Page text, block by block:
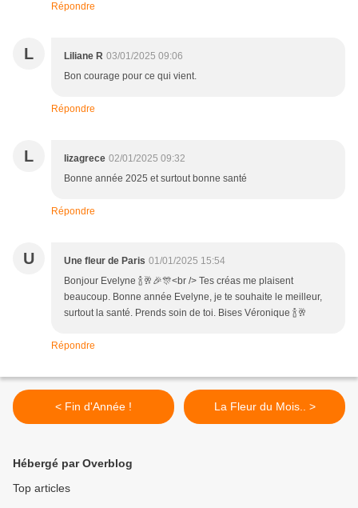
Répondre
L Liliane R 03/01/2025 09:06
Bon courage pour ce qui vient.
Répondre
L lizagrece 02/01/2025 09:32
Bonne année 2025 et surtout bonne santé
Répondre
U Une fleur de Paris 01/01/2025 15:54
Bonjour Evelyne 🍾🥂🎉🎊<br /> Tes créas me plaisent
beaucoup. Bonne année Evelyne, je te souhaite le meilleur,
surtout la santé. Prends soin de toi. Bises Véronique 🍾🥂
Répondre
< Fin d'Année ! La Fleur du Mois.. >
Hébergé par Overblog
Top articles